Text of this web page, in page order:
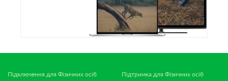
Підключення для Фізичних осіб Підтримка для Фізичних осіб